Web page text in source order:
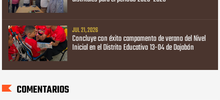
JUL 21, 2026
Concluye con éxito campamento de verano del Nivel
Inicial en el Distrito Educativo 13-04 de Dajabón
COMENTARIOS